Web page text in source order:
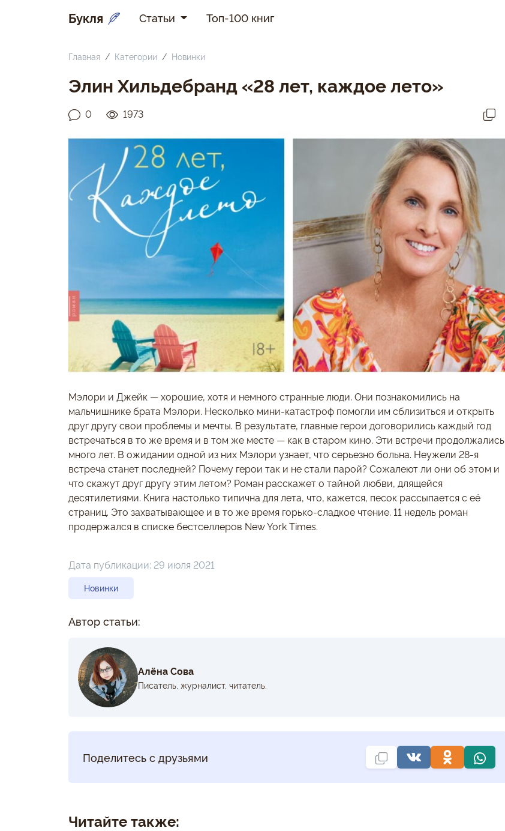
Букля Статьи Топ-100 книг
Главная Категории Новинки
Элин Хильдебранд «28 лет, каждое лето»
0 1973
Мэлори и Джейк — хорошие, хотя и немного странные люди. Они познакомились на
мальчишнике брата Мэлори. Несколько мини-катастроф помогли им сблизиться и открыть
друг другу свои проблемы и мечты. В результате, главные герои договорились каждый год
встречаться в то же время и в том же месте — как в старом кино. Эти встречи продолжались
много лет. В ожидании одной из них Мэлори узнает, что серьезно больна. Неужели 28-я
встреча станет последней? Почему герои так и не стали парой? Сожалеют ли они об этом и
что скажут друг другу этим летом? Роман расскажет о тайной любви, длящейся
десятилетиями. Книга настолько типична для лета, что, кажется, песок рассыпается с её
страниц. Это захватывающее и в то же время горько-сладкое чтение. 11 недель роман
продержался в списке бестселлеров New York Times.
Дата публикации: 29 июля 2021
Новинки
Автор статьи:
Алёна Сова
Писатель, журналист, читатель.
Поделитесь с друзьями
Читайте также: